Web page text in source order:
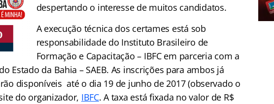
despertando o interesse de muitos candidatos.
A execução técnica dos certames está sob
responsabilidade do Instituto Brasileiro de
Formação e Capacitação – IBFC em parceria com a
Estado da Bahia – SAEB. As inscrições para ambos já
disponíveis até o dia 19 de junho de 2017 (observado o
do organizador, IBFC. A taxa está fixada no valor de R$